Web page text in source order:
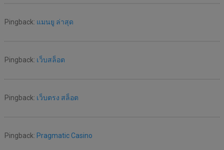
Pingback: แมนยู ล่าสุด
Pingback: เว็บสล็อต
Pingback: เว็บตรง สล็อต
Pingback: Pragmatic Casino